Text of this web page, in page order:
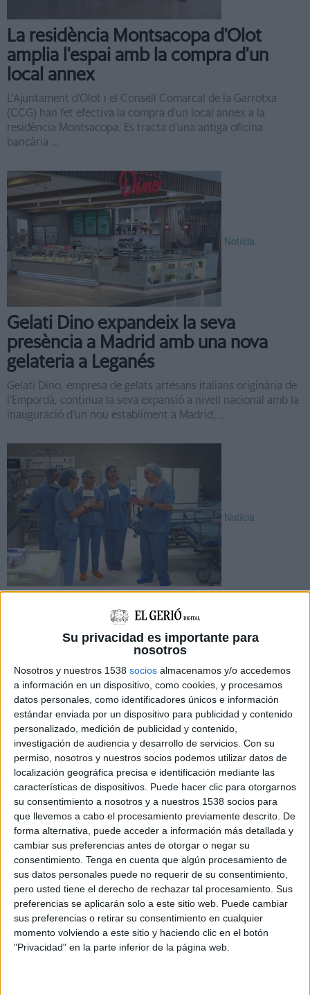
Su privacidad es importante para
nosotros
Nosotros y nuestros 1538 socios almacenamos y/o accedemos
a información en un dispositivo, como cookies, y procesamos
datos personales, como identificadores únicos e información
estándar enviada por un dispositivo para publicidad y contenido
personalizado, medición de publicidad y contenido,
investigación de audiencia y desarrollo de servicios. Con su
permiso, nosotros y nuestros socios podemos utilizar datos de
localización geográfica precisa e identificación mediante las
características de dispositivos. Puede hacer clic para otorgarnos
su consentimiento a nosotros y a nuestros 1538 socios para
que llevemos a cabo el procesamiento previamente descrito. De
forma alternativa, puede acceder a información más detallada y
cambiar sus preferencias antes de otorgar o negar su
consentimiento. Tenga en cuenta que algún procesamiento de
sus datos personales puede no requerir de su consentimiento,
pero usted tiene el derecho de rechazar tal procesamiento. Sus
preferencias se aplicarán solo a este sitio web. Puede cambiar
sus preferencias o retirar su consentimiento en cualquier
momento volviendo a este sitio y haciendo clic en el botón
"Privacidad" en la parte inferior de la página web.
La residència Montsacopa d'Olot
amplia l'espai amb la compra d'un
local annex
L’Ajuntament d’Olot i el Consell Comarcal de la Garrotxa
(CCG) han fet efectiva la compra d’un local annex a la
residència Montsacopa. Es tracta d’una antiga oficina
bancària ...
Notícia
Gelati Dino expandeix la seva
presència a Madrid amb una nova
gelateria a Leganés
Gelati Dino, empresa de gelats artesans italians originària de
l’Empordà, continua la seva expansió a nivell nacional amb la
inauguració d’un nou establiment a Madrid, ...
Notícia
de l’Hospital de Blanes permetrà
reduir llistes d’espera''
La consellera de Salut, Olga Pané, ha visitat el nou bloc
quirúrgic de l’Hospital Comarcal de la Selva, a Blanes. L’espai
permet disposar de quatre nous quiròfans, que ...
Notícia
Arrenquen les obres d'ampliació del
geriàtric i el centre de dia de Tossa de
Mar
Les obres d'ampliació del geriàtric i el centre de dia de Tossa